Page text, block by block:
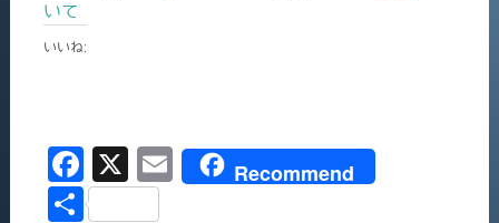
いて
いいね:
F
a
X
E
Recommend
共